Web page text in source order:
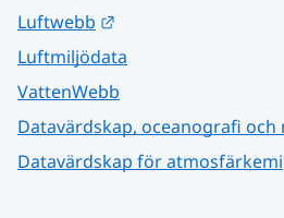
Luftwebb
Luftmiljödata
VattenWebb
Datavärdskap, oceanografi
Datavärdskap för atmosfärkemi